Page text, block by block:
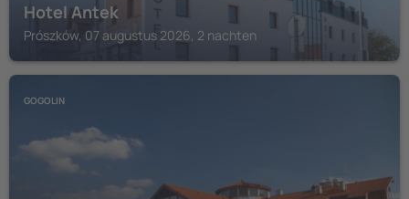
Hotel Antek
Prószków, 07 augustus 2026, 2 nachten
GOGOLIN